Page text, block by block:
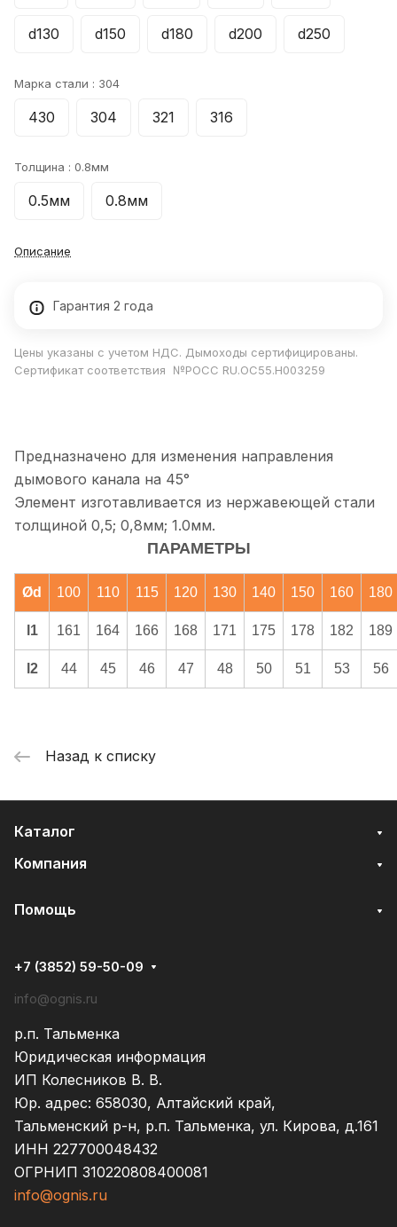
d130 d150 d180 d200 d250
Марка стали : 304
430 304 321 316
Толщина : 0.8мм
0.5мм 0.8мм
Описание
Гарантия 2 года
Цены указаны с учетом НДС. Дымоходы сертифицированы.
Сертификат соответствия №РОСС RU.ОС55.Н003259
Предназначено для изменения направления
дымового канала на 45°
Элемент изготавливается из нержавеющей стали
толщиной 0,5; 0,8мм; 1.0мм.
ПАРАМЕТРЫ
Ød 100 110 115 120 130 140 150 160 180
l1 161 164 166 168 171 175 178 182 189
l2 44 45 46 47 48 50 51 53 56
Назад к списку
Каталог
Компания
Помощь
+7 (3852) 59-50-09
info@ognis.ru
р.п. Тальменка
Юридическая информация
ИП Колесников В. В.
Юр. адрес: 658030, Алтайский край,
Тальменский р-н, р.п. Тальменка, ул. Кирова, д.161
ИНН 227700048432
ОГРНИП 310220808400081
info@ognis.ru